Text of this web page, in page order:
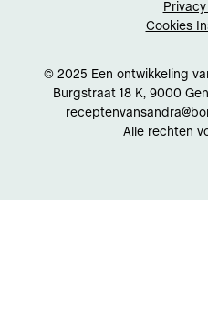
© 2025 Een ontwikkeling
Burgstraat 18 K, 9000
Alle rechten
Cookies